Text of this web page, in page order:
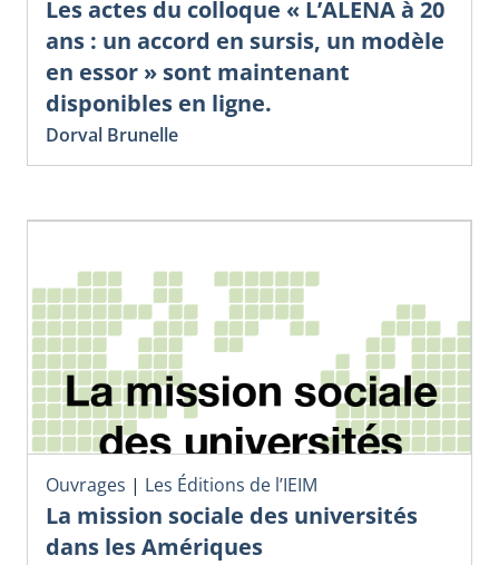
Les actes du colloque « L’ALENA à 20
ans : un accord en sursis, un modèle
en essor » sont maintenant
disponibles en ligne.
Dorval Brunelle
Ouvrages | Les Éditions de l’IEIM
La mission sociale des universités
dans les Amériques